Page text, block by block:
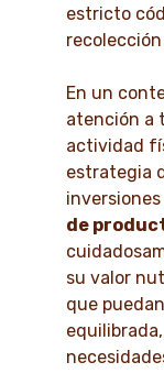
estricto
En un
atención a
actividad
estrategia
de
su valor
que